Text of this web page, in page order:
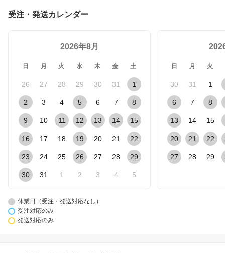
受注・発送カレンダー
2026年8月
日 月 火 水 木 金 土
26 27 28 29 30 31 1
2 3 4 5 6 7 8
9 10 11 12 13 14 15
16 17 18 19 20 21 22
23 24 25 26 27 28 29
30 31 1 2 3 4 5
日 月 火
30 31 1
6 7 8
13 14 15
20 21 22
27 28 29
休業日（受注・発送対応なし）
受注対応のみ
発送対応のみ